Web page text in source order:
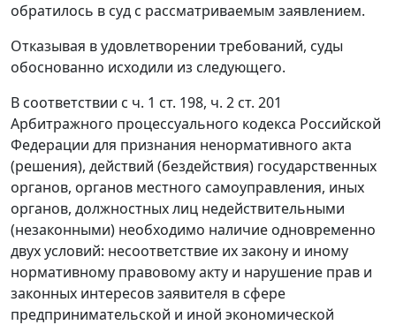
обратилось в суд с рассматриваемым заявлением.
Отказывая в удовлетворении требований, суды
обоснованно исходили из следующего.
В соответствии с ч. 1 ст. 198, ч. 2 ст. 201
Арбитражного процессуального кодекса Российской
Федерации для признания ненормативного акта
(решения), действий (бездействия) государственных
органов, органов местного самоуправления, иных
органов, должностных лиц недействительными
(незаконными) необходимо наличие одновременно
двух условий: несоответствие их закону и иному
нормативному правовому акту и нарушение прав и
законных интересов заявителя в сфере
предпринимательской и иной экономической